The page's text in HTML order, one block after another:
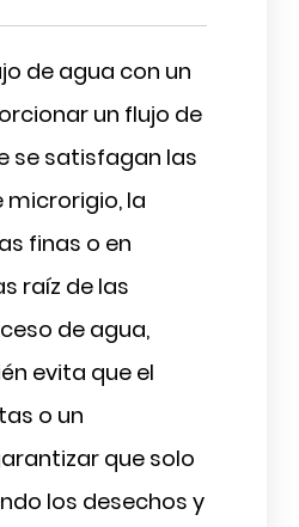
de agua con un
un flujo de
se satisfagan las
microrigio, la
finas o en
raíz de las
de agua,
evita que el
o un
que solo
los desechos y